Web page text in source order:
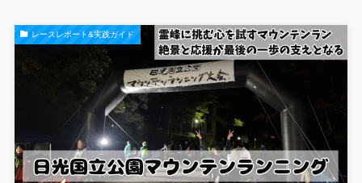
レースレポート&実践ガイド